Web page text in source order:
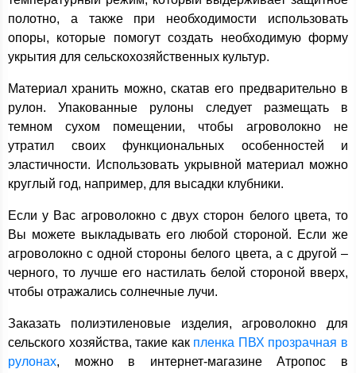
полотно, а также при необходимости использовать
опоры, которые помогут создать необходимую форму
укрытия для сельскохозяйственных культур.
Материал хранить можно, скатав его предварительно в
рулон. Упакованные рулоны следует размещать в
темном сухом помещении, чтобы агроволокно не
утратил своих функциональных особенностей и
эластичности. Использовать укрывной материал можно
круглый год, например, для высадки клубники.
Если у Вас агроволокно с двух сторон белого цвета, то
Вы можете выкладывать его любой стороной. Если же
агроволокно с одной стороны белого цвета, а с другой –
черного, то лучше его настилать белой стороной вверх,
чтобы отражались солнечные лучи.
Заказать полиэтиленовые изделия, агроволокно для
сельского хозяйства, такие как пленка ПВХ прозрачная в
рулонах, можно в интернет-магазине Атропос в